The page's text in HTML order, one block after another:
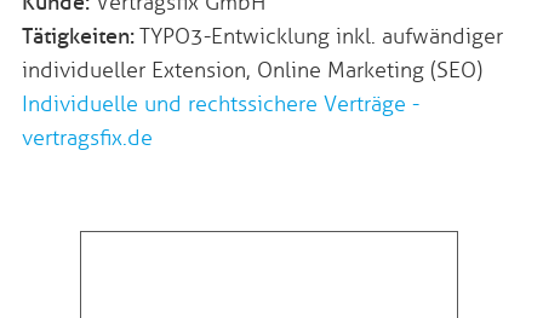
Tätigkeiten:TYPO3-Entwicklung inkl. aufwändiger
individueller Extension, Online Marketing (SEO)
Individuelle und rechtssichere Verträge -
vertragsfix.de